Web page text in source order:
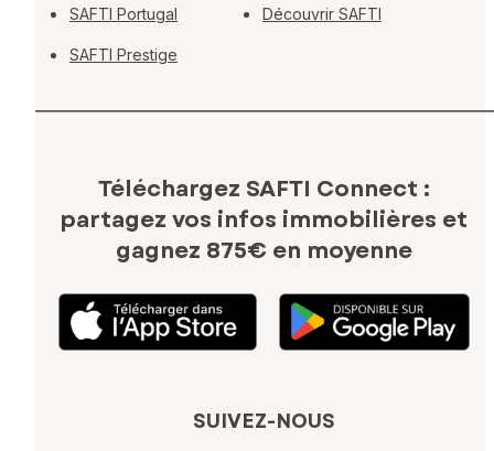
SAFTI Portugal
SAFTI Prestige
Découvrir SAFTI
Téléchargez SAFTI Connect :
partagez vos infos immobilières et
gagnez 875€ en moyenne
SUIVEZ-NOUS